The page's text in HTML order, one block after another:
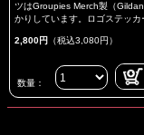
ツはGroupies Merch製（
かりしています。ロゴステッカ
2,800円 （税込3,080円）
数量：